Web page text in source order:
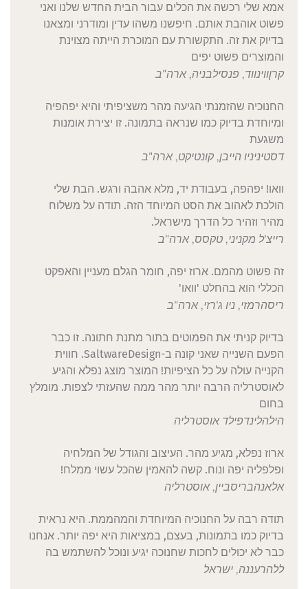
אמא שלי רכשה את הכלים עבור הבית החדש שלנו ואני
פשוט אוהבת אותם. חיפשנו משהו עדין ומודרני ומצאנו
בדיוק את זה. התקשורת עם המוכרת הייתה מצוינת
והמוצרים פשוט יפים
קרןווינווד, פנסילבניה, ארה"ב
החנוכיה שהזמנתי הגיעה מהר משציפיתי והיא יפהפיה
ומיוחדת בדיוק כמו שנראה בתמונה. זו יצירת אומנות
משגעת
דסטיניניו הייבן, קונטיקט, ארה"ב
וואו! יפהפה, בעבודת יד, מלא אהבה ורגש. הבת שלי
הולכת לאהוב את הסט המיוחד הזה. תודה על משלוח
מהיר וזהיר כל הדרך מישראל.
רייצ'ל מקניני, טקסס, ארה"ב
זה פשוט מהמם. ארוז יפה, חומר הגלם מעניין והאפקט
הכללי הוא בהחלט 'וואו'
ריסהרמזי, ניו ג'רזי, ארה"ב
בדיוק קניתי את הפמוטים בתור מתנת חתונה. זו כבר
הפעם השנייה שאני קונה ב-SaltwareDesign. חווית
הקנייה עולה על כל הציפיות! המוצר מוצג נפלא והגיע
לאוסטרליה הרבה יותר מהר ממה שהעזתי לצפות. מומלץ
בחום
הילהלינדפילד אוסטרליה
ארוז נפלא, מגיע מהר. העיצוב והגודל של המלחיה
ופלפליה יפה ונוח. קשה להאמין שהכל עשוי ממלח!
אלאנהבריסביין, אוסטרליה
תודה רבה על החנוכיה המיוחדת והמהממת. היא נראית
בדיוק כמו בתמונות, בעצם, במציאות היא יפה יותר. אנחנו
כבר לא יכולים לחכות שחנוכה יגיע ונוכל להשתמש בה
ללהרעננה, ישראל